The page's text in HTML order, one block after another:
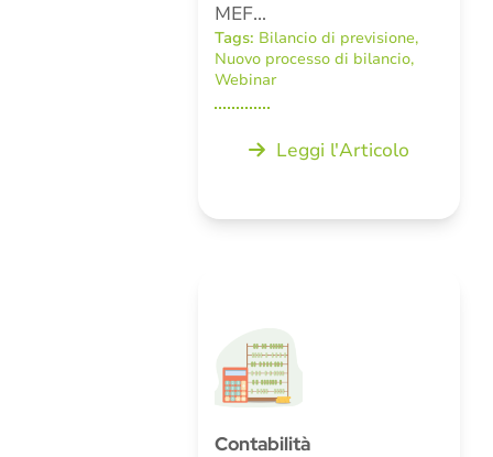
MEF…
Tags: Bilancio di previsione,
Nuovo processo di bilancio,
Webinar
Leggi l'Articolo
Contabilità